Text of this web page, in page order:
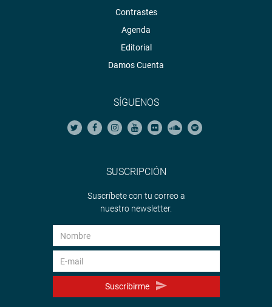
Contrastes
Agenda
Editorial
Damos Cuenta
SÍGUENOS
SUSCRIPCIÓN
Suscríbete con tu correo a
nuestro newsletter.
Suscribirme